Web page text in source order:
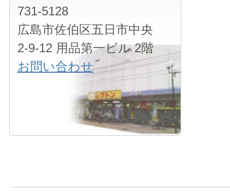
731-5128
広島市佐伯区五日市中央
2-9-12 用品第一ビル 2階
お問い合わせ